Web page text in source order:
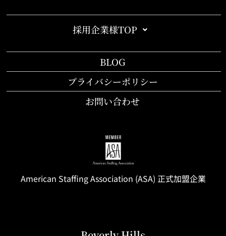
採用企業様TOP
BLOG
プライバシーポリシー
お問い合わせ
American StaffingAssociation (ASA) 正式加盟企業